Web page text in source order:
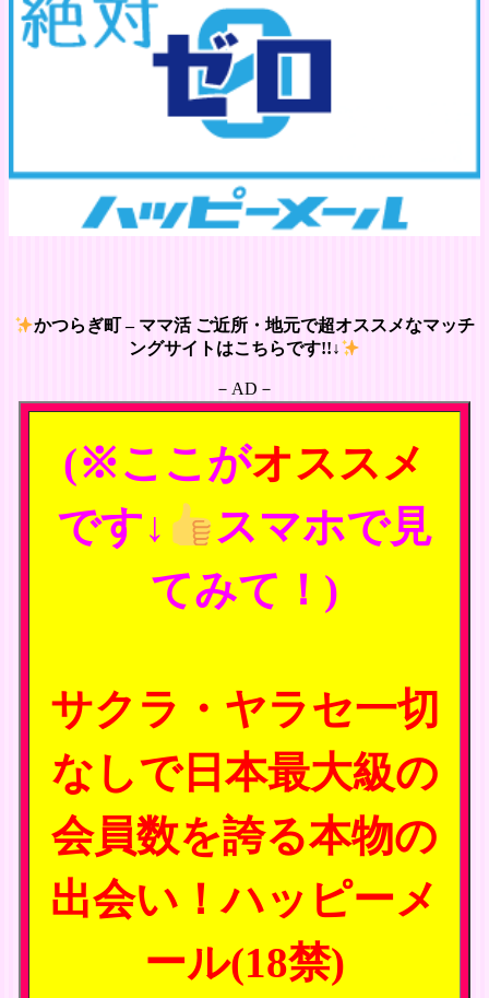
かつらぎ町 – ママ活 ご近所・地元で超オススメなマッチ
ングサイトはこちらです!!↓
－AD－
(※ここがオススメ
です↓
スマホで見
てみて！)
サクラ・ヤラセ一切
なしで日本最大級の
会員数を誇る本物の
出会い！ハッピーメ
ール(18禁)